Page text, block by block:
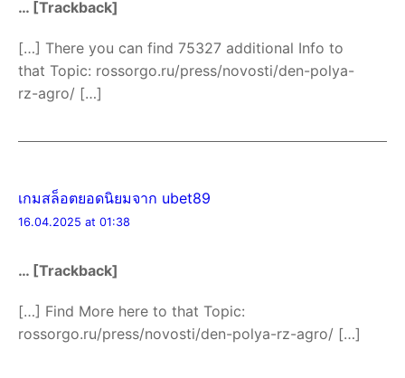
… [Trackback]
[…] There you can find 75327 additional Info to
that Topic: rossorgo.ru/press/novosti/den-polya-
rz-agro/ […]
เกมสล็อตยอดนิยมจาก ubet89
16.04.2025 at 01:38
… [Trackback]
[…] Find More here to that Topic:
rossorgo.ru/press/novosti/den-polya-rz-agro/ […]